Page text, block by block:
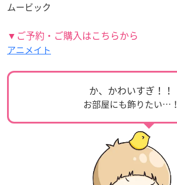
ムービック
▼ご予約・ご購入はこちらから
アニメイト
か、かわいすぎ！！
お部屋にも飾りたい…！